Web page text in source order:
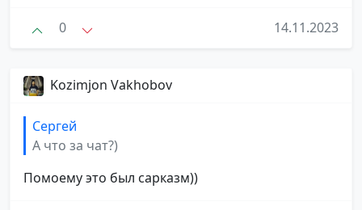
0 14.11.2023
Kozimjon Vakhobov
Сергей
А что за чат?)
Помоему это был сарказм))